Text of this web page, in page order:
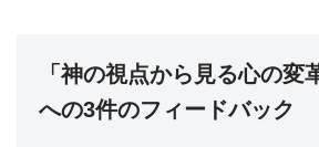
「神の視点から見る心の変
への3件のフィードバック